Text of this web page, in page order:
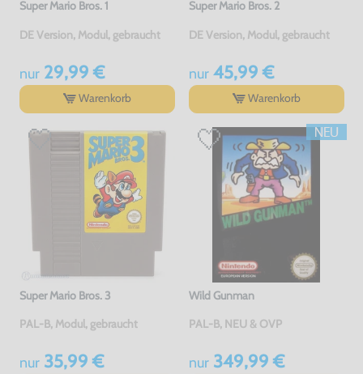
Super Mario Bros. 1
DE Version, Modul, gebraucht
nur29,99 €
Warenkorb
Super Mario Bros. 2
DE Version, Modul, gebraucht
nur45,99 €
Warenkorb
Super Mario Bros. 3
PAL-B, Modul, gebraucht
nur35,99 €
Wild Gunman
PAL-B, NEU & OVP
nur349,99 €